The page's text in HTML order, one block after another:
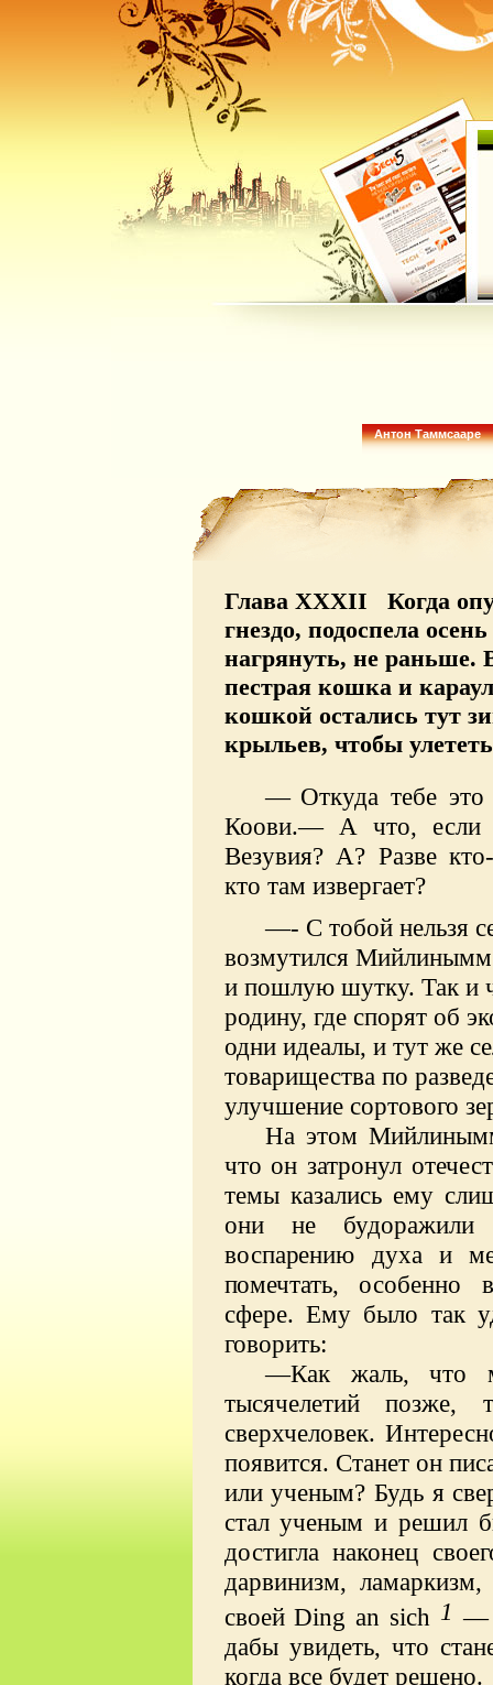
Антон Таммсааре
Глава XXXII Когда
гнездо, подоспела
нагрянуть, не раньше.
пестрая кошка и
кошкой остались тут
крыльев, чтобы
— Откуда тебе
Коови.— А что, если
Везувия? А? Разве
кто там извергает?
—- С тобой нельзя
возмутился
и пошлую шутку. Так и
родину, где спорят об
одни идеалы, и тут же
товарищества по
улучшение сортового
На этом
что он затронул
темы казались ему
они не будоражили
воспарению духа и
помечтать,особенно
сфере. Ему было так
говорить:
—Как жаль, что
тысячелетий позже,
сверхчеловек.
появится. Станет он
или ученым? Будь я
стал ученым и решил
достигла наконец
дарвинизм,
своейDing an sich 1 —
дабы увидеть, что
когда все будет решено.